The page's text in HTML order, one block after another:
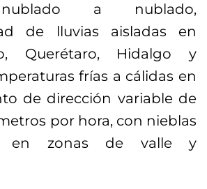
a nublado,
de lluvias aisladas en
Querétaro, Hidalgo y
frías a cálidas en
de dirección variable de
por hora, con nieblas
en zonas de valle y